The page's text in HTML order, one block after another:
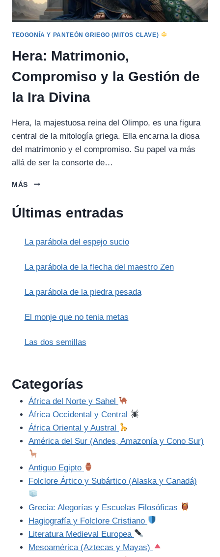
TEOGONÍA Y PANTEÓN GRIEGO (MITOS CLAVE)
Hera: Matrimonio,
Compromiso y la Gestión de
la Ira Divina
Hera, la majestuosa reina del Olimpo, es una figura
central de la mitología griega. Ella encarna la diosa
del matrimonio y el compromiso. Su papel va más
allá de ser la consorte de…
MÁS
HERA:
Y
DE
IRA
Últimas entradas
La parábola del espejo sucio
La parábola de la flecha del maestro Zen
La parábola de la piedra pesada
El monje que no tenia metas
Las dos semillas
Categorías
África del Norte y Sahel
África Occidental y Central
África Oriental y Austral
América del Sur (Andes, Amazonía y Cono Sur)
Antiguo Egipto
Folclore Ártico y Subártico (Alaska y Canadá)
Grecia: Alegorías y Escuelas Filosóficas
Hagiografía y Folclore Cristiano
Literatura Medieval Europea
Mesoamérica (Aztecas y Mayas)